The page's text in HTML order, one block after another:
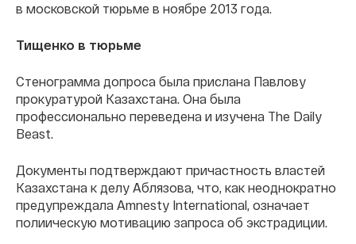
в московской тюрьме в ноябре 2013 года.
Тищенко в тюрьме
Стенограмма допроса была прислана Павлову
прокуратурой Казахстана. Она была
профессионально переведена и изучена The Daily
Beast.
Документы подтверждают причастность властей
Казахстана к делу Аблязова, что, как неоднократно
предупреждала Amnesty International, означает
полиическую мотивацию запроса об экстрадиции.